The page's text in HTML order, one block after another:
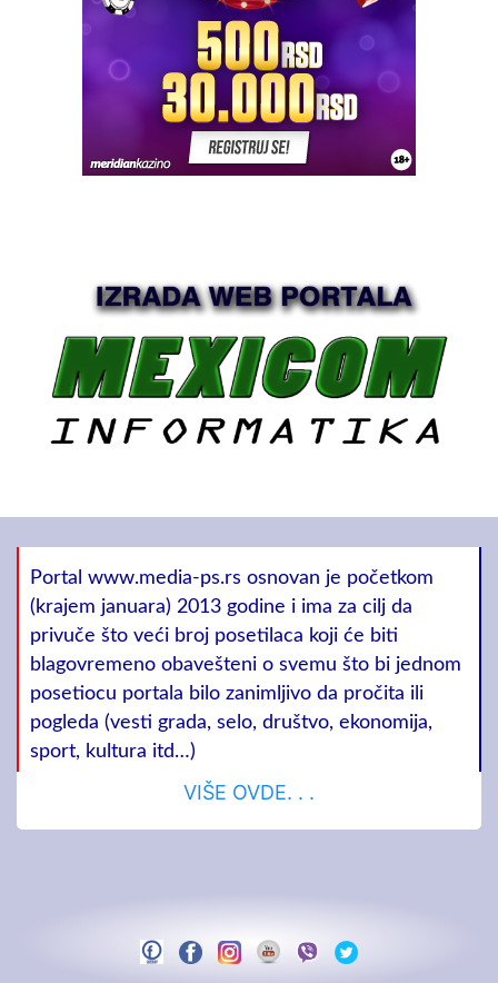
Portal www.media-ps.rs osnovan je početkom
(krajem januara) 2013 godine i ima za cilj da
privuče što veći broj posetilaca koji će biti
blagovremeno obavešteni o svemu što bi jednom
posetiocu portala bilo zanimljivo da pročita ili
pogleda (vesti grada, selo, društvo, ekonomija,
sport, kultura itd…)
VIŠE OVDE. . .